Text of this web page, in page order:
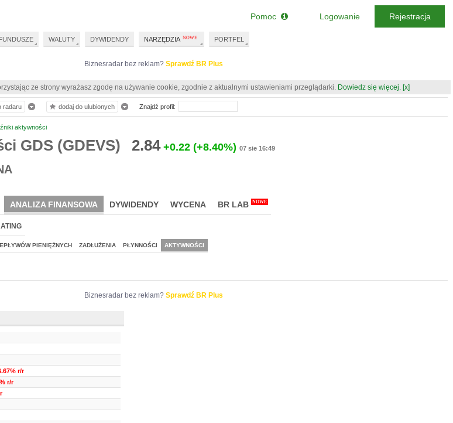
Biznesradar bez reklam? Sprawdź BR Plus
ze strony wyrażasz zgodę na używanie cookie, zgodnie z aktualnymi ustawieniami przeglądarki. Dowiedz się więcej. [x]
aktywności
GDS (GDEVS) 2.84 +0.22 (+8.40%) 07 sie 16:49
ANALIZA FINANSOWA DYWIDENDY WYCENA BR LAB NOWE
PIENIĘŻNYCH ZADŁUŻENIA PŁYNNOŚCI AKTYWNOŚCI
Biznesradar bez reklam? Sprawdź BR Plus
r/r
r/r
radaru dodaj do ulubionych Znajdź profil:
WALUTY DYWIDENDY NARZĘDZIA PORTFEL
Pomoc Logowanie Rejestracja